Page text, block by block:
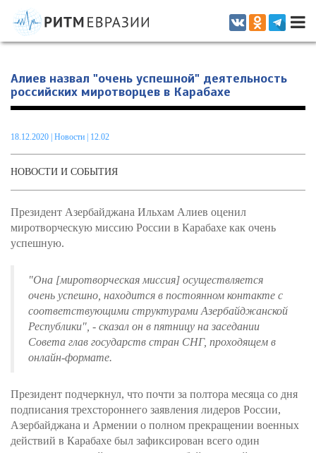
Информационно-аналитическое издание, посвященное актуальным
проблемам интеграции на постсоветском пространстве
Алиев назвал "очень успешной" деятельность
российских миротворцев в Карабахе
18.12.2020 Новости | 12.02
НОВОСТИ И СОБЫТИЯ
Президент Азербайджана Ильхам Алиев оценил
миротворческую миссию России в Карабахе как очень
успешную.
"Она [миротворческая миссия] осуществляется
очень успешно, находится в постоянном контакте с
соответствующими структурами Азербайджанской
Республики", - сказал он в пятницу на заседании
Совета глав государств стран СНГ, проходящем в
онлайн-формате.
Президент подчеркнул, что почти за полтора месяца со дня
подписания трехстороннего заявления лидеров России,
Азербайджана и Армении о полном прекращении военных
действий в Карабахе был зафиксирован всего один